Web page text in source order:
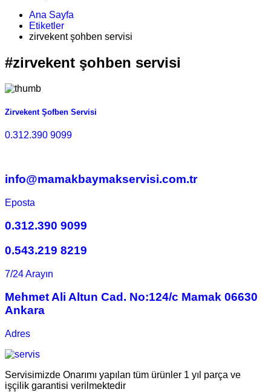
Ana Sayfa
Etiketler
zirvekent şohben servisi
#zirvekent şohben servisi
Zirvekent Şofben Servisi
0.312.390 9099
info@mamakbaymakservisi.com.tr
Eposta
0.312.390 9099
0.543.219 8219
7/24 Arayın
Mehmet Ali Altun Cad. No:124/c Mamak 06630
Ankara
Adres
Servisimizde Onarımı yapılan tüm ürünler 1 yıl parça ve
işçilik garantisi verilmektedir